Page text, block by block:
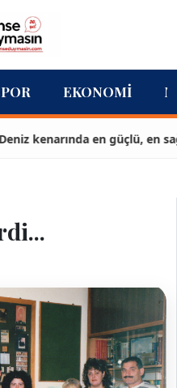
EKONOMI
kenarında en güçlü, en